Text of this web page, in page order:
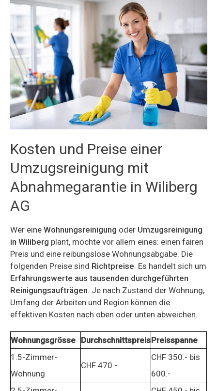
Kosten und Preise einer
Umzugsreinigung mit
Abnahmegarantie in Wiliberg
AG
Wer eine Wohnungsreinigung oder Umzugsreinigung
in Wiliberg plant, möchte vor allem eines: einen fairen
Preis und eine reibungslose Wohnungsabgabe. Die
folgenden Preise sind Richtpreise. Es handelt sich um
Erfahrungswerte aus tausenden durchgeführten
Reinigungsaufträgen. Je nach Zustand der Wohnung,
Umfang der Arbeiten und Region können die
effektiven Kosten nach oben oder unten abweichen.
Wohnungsgrösse DurchschnittspreisPreisspanne
1.5-Zimmer-
Wohnung
CHF 470.-
CHF 350.- bis
600.-